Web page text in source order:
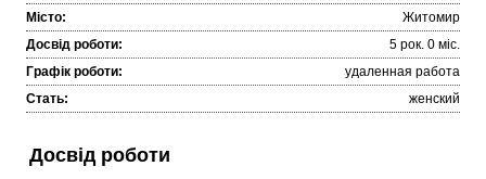
Місто:
Житомир
Досвід роботи:
5 рок. 0 міc.
Графік роботи:
удаленная работа
Стать:
женский
Досвід роботи